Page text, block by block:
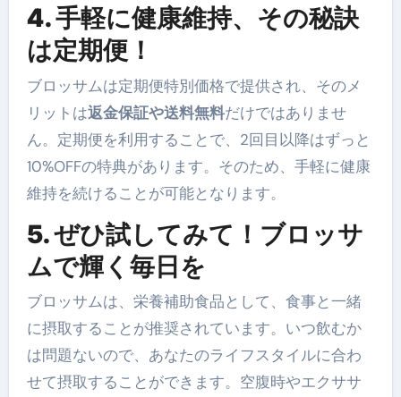
4. 手軽に健康維持、その秘訣
は定期便！
ブロッサムは定期便特別価格で提供され、そのメ
リットは返金保証や送料無料だけではありませ
ん。定期便を利用することで、2回目以降はずっと
10%OFFの特典があります。そのため、手軽に健康
維持を続けることが可能となります。
5. ぜひ試してみて！ブロッサ
ムで輝く毎日を
ブロッサムは、栄養補助食品として、食事と一緒
に摂取することが推奨されています。いつ飲むか
は問題ないので、あなたのライフスタイルに合わ
せて摂取することができます。空腹時やエクササ